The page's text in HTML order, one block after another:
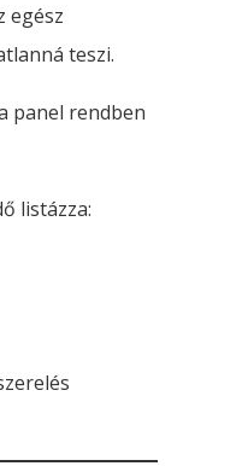
egész
teszi.
panel rendben
listázza: